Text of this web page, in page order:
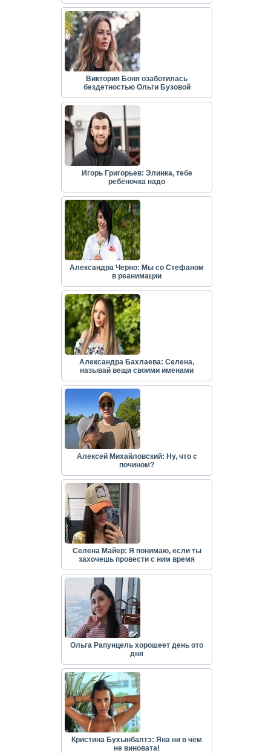
Виктория Боня озаботилась
бездетностью Ольги Бузовой
Игорь Григорьев: Элинка, тебе
ребёночка надо
Александра Черно: Мы со Стефаном
в реанимации
Александра Бахлаева: Селена,
называй вещи своими именами
Алексей Михайловский: Ну, что с
почином?
Селена Майер: Я понимаю, если ты
захочешь провести с ним время
Ольга Рапунцель хорошеет день ото
дня
Кристина Бухынбалтэ: Яна ни в чём
не виновата!